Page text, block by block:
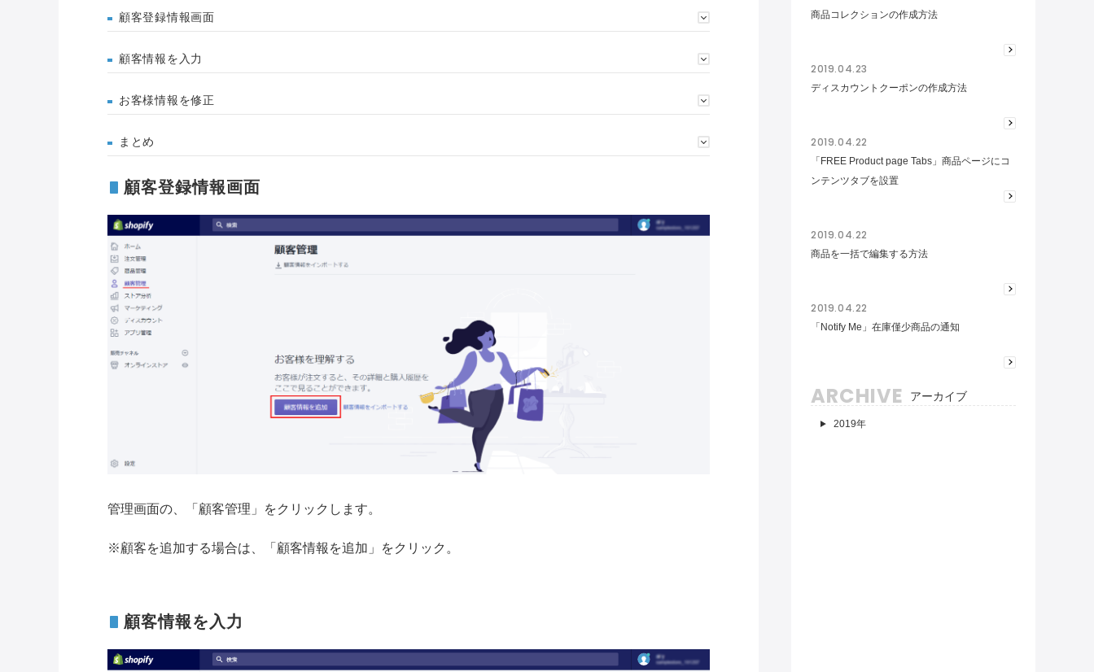
顧客登録情報画面
顧客情報を入力
お客様情報を修正
まとめ
顧客登録情報画面
管理画面の、「顧客管理」をクリックします。
※顧客を追加する場合は、「顧客情報を追加」をクリック。
顧客情報を入力
商品コレクションの作成方法
2019.04.23
ディスカウントクーポンの作成方法
2019.04.22
「FREE Product page Tabs」商品ページにコ
ンテンツタブを設置
2019.04.22
商品を一括で編集する方法
2019.04.22
「Notify Me」在庫僅少商品の通知
ARCHIVE アーカイブ
2019年